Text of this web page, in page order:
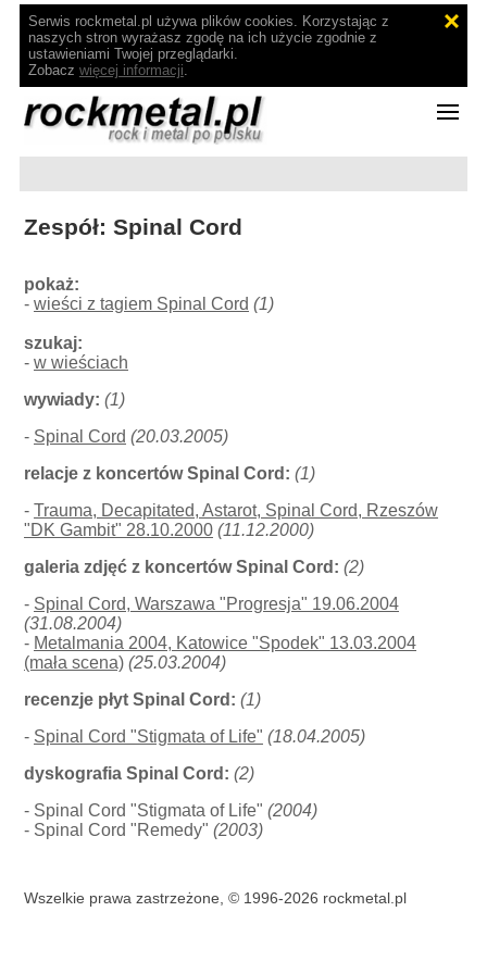
Serwis rockmetal.pl używa plików cookies. Korzystając z
naszych stron wyrażasz zgodę na ich użycie zgodnie z
ustawieniami Twojej przeglądarki.
Zobacz więcej informacji.
Zespół: Spinal Cord
pokaż:
-wieści z tagiem Spinal Cord (1)
szukaj:
-w wieściach
wywiady: (1)
- Spinal Cord (20.03.2005)
relacje z koncertów Spinal Cord: (1)
-Trauma, Decapitated, Astarot, Spinal Cord, Rzeszów
"DK Gambit" 28.10.2000 (11.12.2000)
galeria zdjęć z koncertów Spinal Cord: (2)
- Spinal Cord, Warszawa "Progresja" 19.06.2004
(31.08.2004)
- Metalmania 2004, Katowice "Spodek" 13.03.2004
(mała scena) (25.03.2004)
recenzje płyt Spinal Cord: (1)
- Spinal Cord "Stigmata of Life" (18.04.2005)
dyskografia Spinal Cord: (2)
- Spinal Cord "Stigmata of Life"(2004)
- Spinal Cord "Remedy"(2003)
Wszelkie prawa zastrzeżone, © 1996-2026 rockmetal.pl